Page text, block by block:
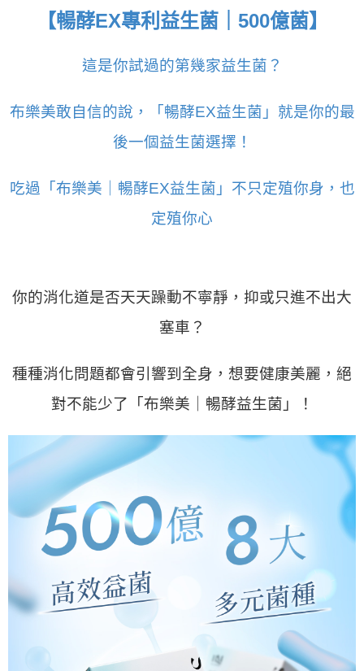
【暢酵EX專利益生菌｜500億菌】
這是你試過的第幾家益生菌？
布樂美敢自信的說，「暢酵EX益生菌」就是你的最
後一個益生菌選擇！
吃過「布樂美｜暢酵EX益生菌」不只定殖你身，也
定殖你心
你的消化道是否天天躁動不寧靜，抑或只進不出大
塞車？
種種消化問題都會引響到全身，想要健康美麗，絕
對不能少了「布樂美｜暢酵益生菌」！